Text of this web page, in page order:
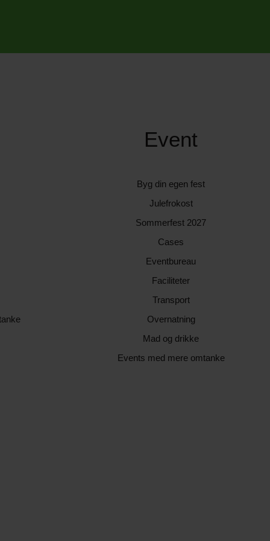
Event
Byg din egen fest
Julefrokost
Sommerfest 2027
Cases
Eventbureau
Faciliteter
Transport
Overnatning
Mad og drikke
Events med mere omtanke